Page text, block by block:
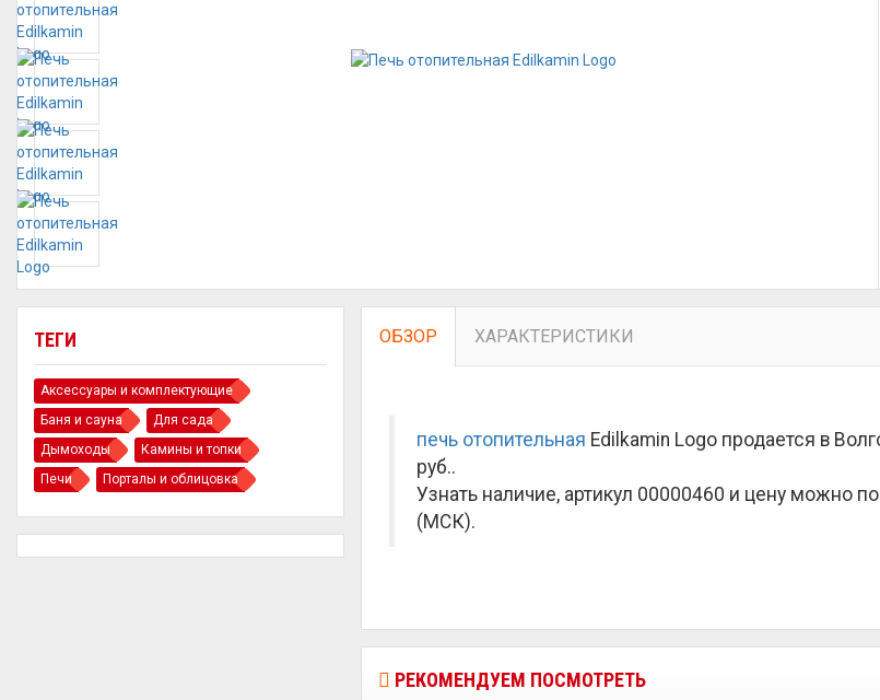
ТЕГИ
Аксессуары и комплектующие
Баня и сауна
Для сада
Дымоходы
Камины и топки
Печи
Порталы и облицовка
ОБЗОР ХАРАКТЕРИСТИКИ
печь отопительная Edilkamin Logo продается в
руб..
Узнать наличие, артикул 00000460 и цену можно
(МСК).
РЕКОМЕНДУЕМ ПОСМОТРЕТЬ